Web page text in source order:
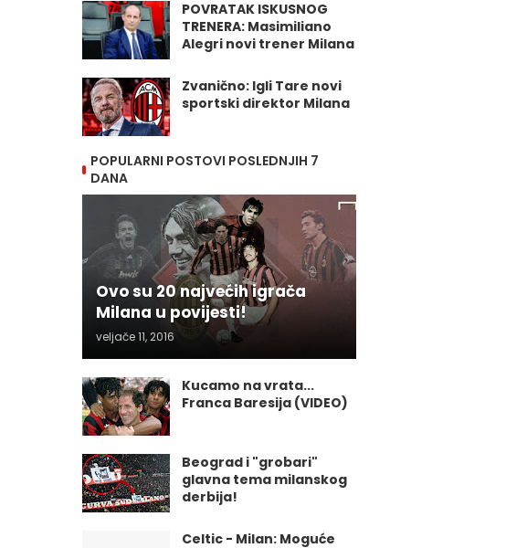
POVRATAK ISKUSNOG
TRENERA: Masimiliano
Alegri novi trener Milana
Zvanično: Igli Tare novi
sportski direktor Milana
POPULARNI POSTOVI POSLEDNJIH 7
DANA
Ovo su 20 najvećih igrača
Milana u povijesti!
veljače 11, 2016
Kucamo na vrata...
Franca Baresija (VIDEO)
Beograd i "grobari"
glavna tema milanskog
derbija!
Celtic - Milan: Moguće